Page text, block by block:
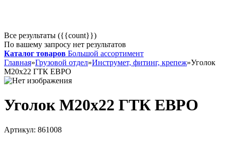
Все результаты ({{count}})
По вашему запросу нет результатов
Каталог товаров Большой ассортимент
Главная»Грузовой отдел»Инструмет, фитинг, крепеж»Уголок
М20х22 ГТК ЕВРО
Уголок М20х22 ГТК ЕВРО
Артикул: 861008